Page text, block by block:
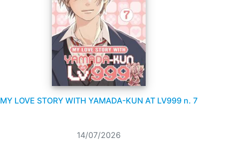
MY LOVE STORY WITH YAMADA-KUN AT LV999 n. 7
14/07/2026